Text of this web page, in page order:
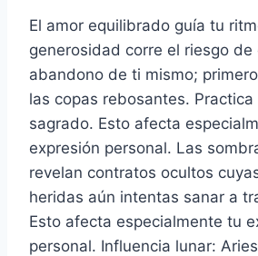
El amor equilibrado guía tu
generosidad corre el riesgo de
abandono de ti mismo;
las copas rebosantes.
sagrado. Esto afecta
expresión personal. Las
revelan contratos ocultos
heridas aún intentas sanar a
Esto afecta especialmente tu
personal. Influencia lunar: